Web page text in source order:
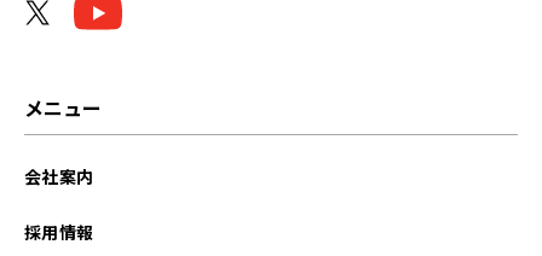
メニュー
会社案内
採用情報